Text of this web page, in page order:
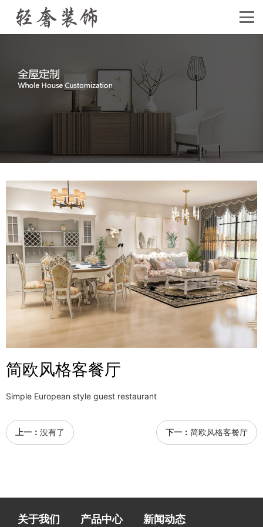
简欧风格客餐厅
Simple European style guest restaurant
上一： 没有了 下一： 简欧风格客餐厅
关于我们 产品中心 新闻动态